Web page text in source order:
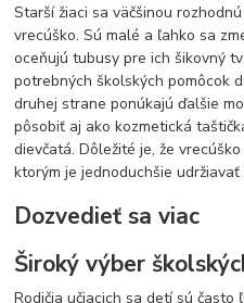
Starší žiaci sa väčšinou
vrecúško. Sú malé a ľahko sa
oceňujú tubusy pre ich šikovný
potrebných školských pomôcok
druhej strane ponúkajú ďalšie
pôsobiť aj ako kozmetická
dievčatá. Dôležité je, že
ktorým je jednoduchšie
Dozvedieť sa viac
Široký výber
Rodičia učiacich sa detí sú